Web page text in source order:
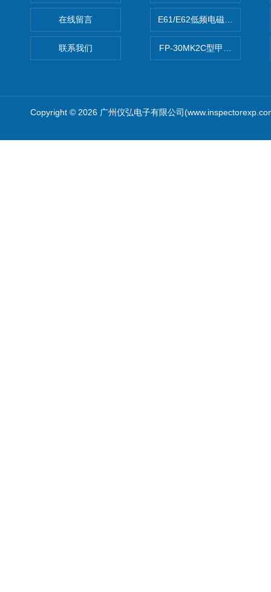
在线留言
联系我们
E61/E62低频电磁场强度分析
FP-30MK2C型甲醛检测仪
Copyright © 2026 广州仪弘电子有限公司